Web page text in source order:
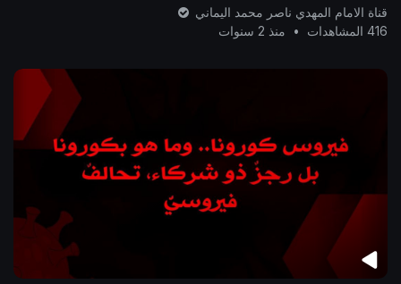
قناة الامام المهدي ناصر محمد اليماني
416 المشاهدات
• منذ 2 سنوات